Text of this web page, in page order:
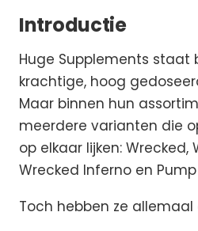
Introductie
Huge Supplements staat
krachtige, hoog
Maar binnen hun
meerdere varianten die
op elkaar lijken: Wrecked,
Wrecked Inferno en
Toch hebben ze